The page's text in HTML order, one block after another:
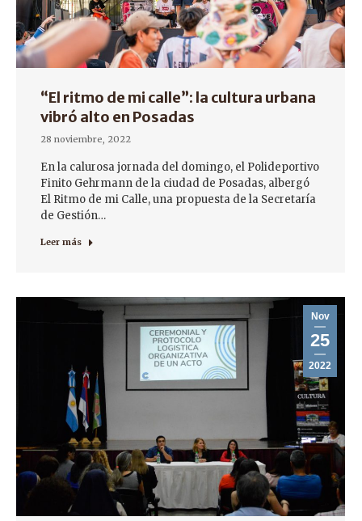
“El ritmo de mi calle”: la cultura urbana
vibró alto en Posadas
28 noviembre, 2022
En la calurosa jornada del domingo, el Polideportivo
Finito Gehrmann de la ciudad de Posadas, albergó
El Ritmo de mi Calle, una propuesta de la Secretaría
de Gestión…
Leer más
Nov
25
2022